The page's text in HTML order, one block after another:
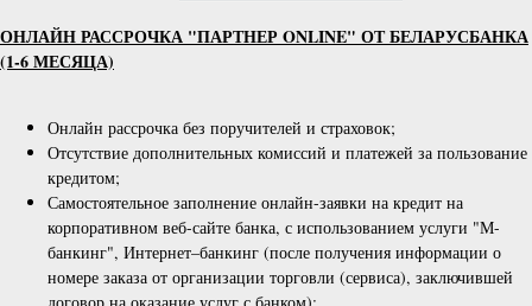
ОНЛАЙН РАССРОЧКА "ПАРТНЕР ONLINE" ОТ БЕЛАРУСБАНКА
(1-6 МЕСЯЦА)
Онлайн рассрочка без поручителей и страховок;
Отсутствие дополнительных комиссий и платежей за пользование
кредитом;
Самостоятельное заполнение онлайн-заявки на кредит на
корпоративном веб-сайте банка, с использованием услуги "М-
банкинг", Интернет–банкинг (после получения информации о
номере заказа от организации торговли (сервиса), заключившей